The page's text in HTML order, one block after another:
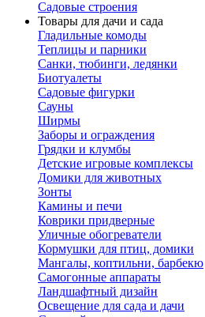
Садовые строения
Товары для дачи и сада
Гладильные комоды
Теплицы и парники
Санки, тюбинги, ледянки
Биотуалеты
Садовые фигурки
Сауны
Ширмы
Заборы и ограждения
Грядки и клумбы
Детские игровые комплексы
Домики для животных
Зонты
Камины и печи
Коврики придверные
Уличные обогреватели
Кормушки для птиц, домики
Мангалы, коптильни, барбекю
Самогонные аппараты
Ландшафтный дизайн
Освещение для сада и дачи